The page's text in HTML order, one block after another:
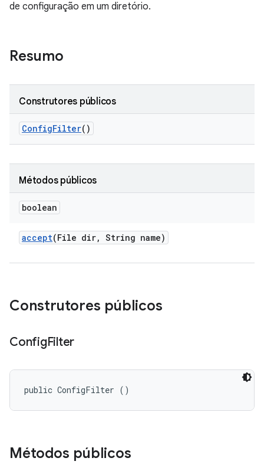
de configuração em um diretório.
Resumo
Construtores públicos
ConfigFilter()
Métodos públicos
boolean
accept(File dir, String name)
Construtores públicos
ConfigFilter
public ConfigFilter ()
Métodos públicos